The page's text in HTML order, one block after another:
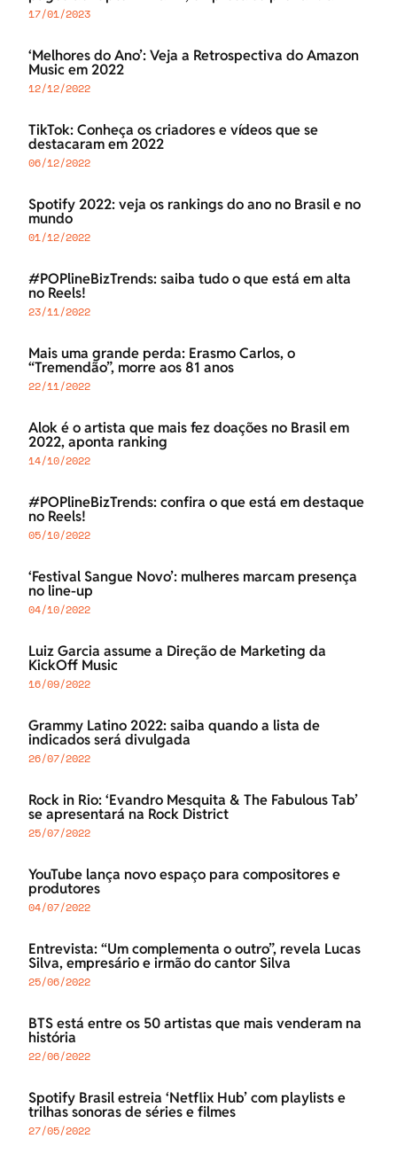
17/01/2023
‘Melhores do Ano’: Veja a Retrospectiva do Amazon
Music em 2022
12/12/2022
TikTok: Conheça os criadores e vídeos que se
destacaram em 2022
06/12/2022
Spotify 2022: veja os rankings do ano no Brasil e no
mundo
01/12/2022
#POPlineBizTrends: saiba tudo o que está em alta
no Reels!
23/11/2022
Mais uma grande perda: Erasmo Carlos, o
“Tremendão”, morre aos 81 anos
22/11/2022
Alok é o artista que mais fez doações no Brasil em
2022, aponta ranking
14/10/2022
#POPlineBizTrends: confira o que está em destaque
no Reels!
05/10/2022
‘Festival Sangue Novo’: mulheres marcam presença
no line-up
04/10/2022
Luiz Garcia assume a Direção de Marketing da
KickOff Music
16/09/2022
Grammy Latino 2022: saiba quando a lista de
indicados será divulgada
26/07/2022
Rock in Rio: ‘Evandro Mesquita & The Fabulous Tab’
se apresentará na Rock District
25/07/2022
YouTube lança novo espaço para compositores e
produtores
04/07/2022
Entrevista: “Um complementa o outro”, revela Lucas
Silva, empresário e irmão do cantor Silva
25/06/2022
BTS está entre os 50 artistas que mais venderam na
história
22/06/2022
Spotify Brasil estreia ‘Netflix Hub’ com playlists e
trilhas sonoras de séries e filmes
27/05/2022